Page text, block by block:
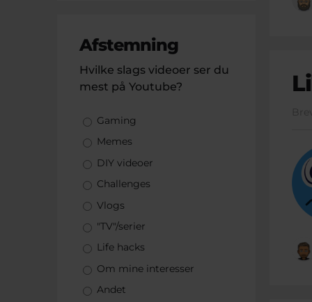
Afstemning
Hvilke slags videoer ser du
mest på Youtube?
Valgmuligheder
Gaming
Memes
DIY videoer
Challenges
Vlogs
"TV"/serier
Life hacks
Om mine interesser
Andet